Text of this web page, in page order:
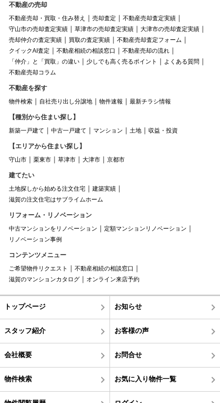
不動産の売却
不動産売却・買取・住み替え 売却査定
不動産売却査定実績
守山市の売却査定実績
草津市の売却査定実績
大津市の売却査定実績
売却仲介の査定実績
買取の査定実績
不動産売却査定フォーム
クイックAI査定
不動産相続の相談窓口
不動産売却の流れ
「仲介」と「買取」の違い
少しでも高く売るポイント
よくある質問
不動産売却コラム
不動産を探す
物件検索 自社売り出し分譲地 物件速報 最新チラシ情報
【種別から住まい探し】
新築一戸建て 中古一戸建て マンション 土地 収益・投資
【エリアから住まい探し】
守山市 栗東市 草津市 大津市 京都市
建てたい
土地探しから始める注文住宅
建築実績
滋賀の注文住宅はサブライムホーム
リフォーム・リノベーション
中古マンションをリノベーション
定額マンションリノベーション
リノベーション事例
コンテンツメニュー
ご希望物件リクエスト
不動産相続の相談窓口
滋賀のマンションカタログ
オンライン来店予約
トップページ お知らせ
スタッフ紹介 お客様の声
会社概要 お問合せ
物件検索 お気に入り物件一覧